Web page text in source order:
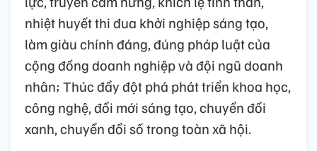
nhiệt huyết thi đua khởi nghiệp sáng tạo,
làm giàu chính đáng, đúng pháp luật của
cộng đồng doanh nghiệp và đội ngũ doanh
nhân; Thúc đẩy đột phá phát triển khoa học,
công nghệ, đổi mới sáng tạo, chuyển đổi
xanh, chuyển đổi số trong toàn xã hội.